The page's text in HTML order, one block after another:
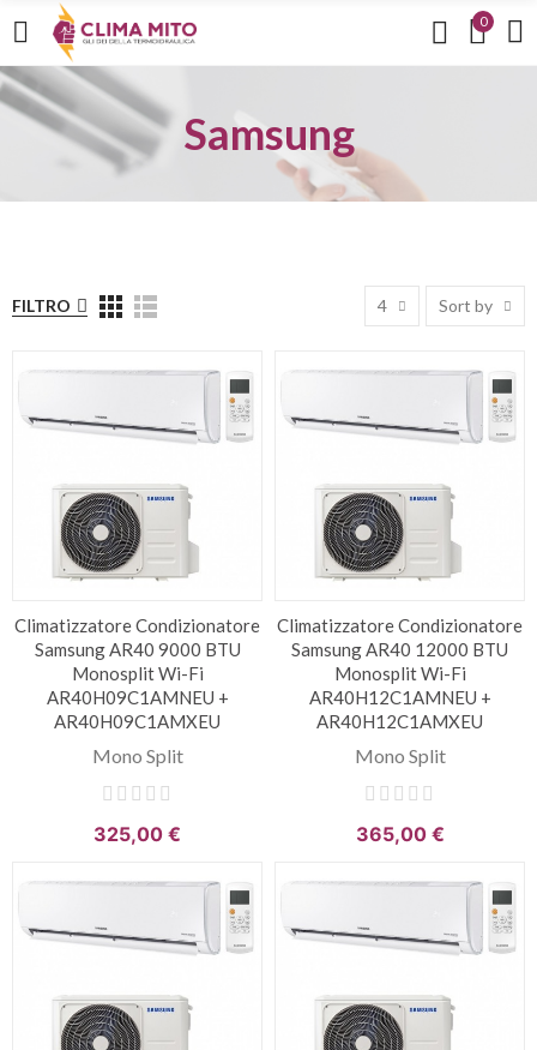
0
Samsung
FILTRO 4 Sort by
Climatizzatore Condizionatore
Samsung AR40 9000 BTU
Monosplit Wi-Fi
AR40H09C1AMNEU +
AR40H09C1AMXEU
Mono Split
325,00 €
Climatizzatore Condizionatore
Samsung AR40 12000 BTU
Monosplit Wi-Fi
AR40H12C1AMNEU +
AR40H12C1AMXEU
Mono Split
365,00 €